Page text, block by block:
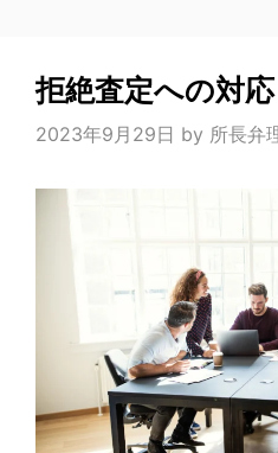
拒絶査定への対応
2023年9月29日 by 所長